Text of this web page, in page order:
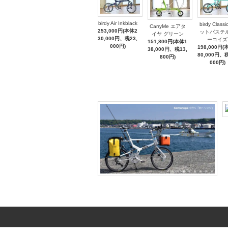
birdy Air Inkblack
253,000円(本体2
30,000円、税23,
000円)
CarryMe エアタ
イヤ グリーン
151,800円(本体1
38,000円、税13,
800円)
birdy
ットパステ
ーコイズ
198,000円(
80,000円、
000円)